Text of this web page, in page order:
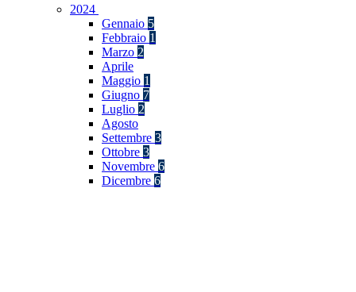
2024
Gennaio 5
Febbraio 1
Marzo 2
Aprile
Maggio 1
Giugno 7
Luglio 2
Agosto
Settembre 3
Ottobre 3
Novembre 6
Dicembre 6